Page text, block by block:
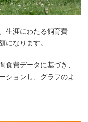
生涯にわたる飼育費
になります。
食費データに基づき、
ションし、グラフのよ